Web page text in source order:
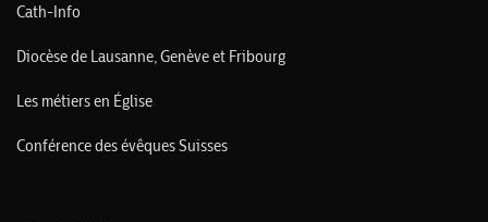
Cath-Info
Diocèse de Lausanne, Genève et Fribourg
Les métiers en Église
Conférence des évêques Suisses